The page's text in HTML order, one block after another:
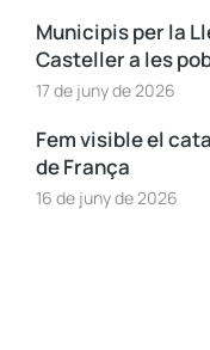
Municipis per la
Casteller a les
17 de juny de 2026
Fem visible el
de França
16 de juny de 2026